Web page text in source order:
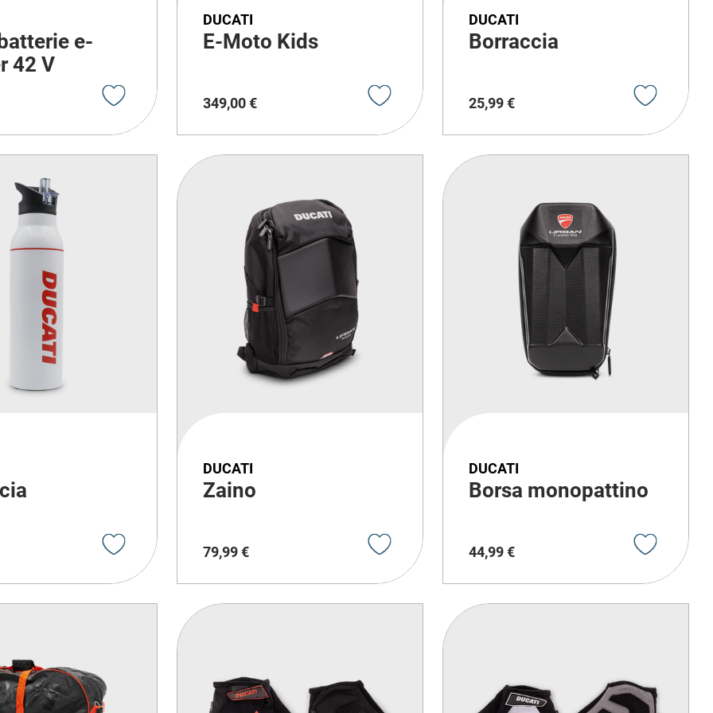
e-
42 V
DUCATI
E-Moto Kids
349,00 €
DUCATI
Borraccia
25,99 €
DUCATI
Zaino
79,99 €
DUCATI
Borsa monopattino
44,99 €